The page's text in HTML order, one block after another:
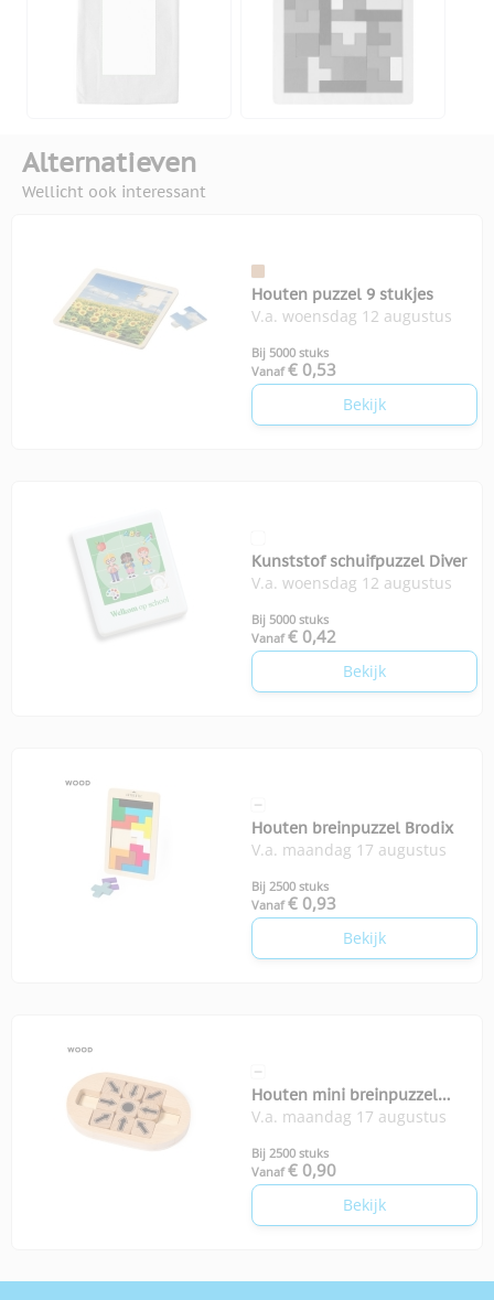
Alternatieven
Wellicht ook interessant
Houten puzzel 9 stukjes
V.a. woensdag 12 augustus
Bij 5000 stuks
Vanaf € 0,53
Bekijk
Kunststof schuifpuzzel Diver
V.a. woensdag 12 augustus
Bij 5000 stuks
Vanaf € 0,42
Bekijk
Houten breinpuzzel Brodix
V.a. maandag 17 augustus
Bij 2500 stuks
Vanaf € 0,93
Bekijk
Houten mini breinpuzzel
Jatrex
V.a. maandag 17 augustus
Bij 2500 stuks
Vanaf € 0,90
Bekijk